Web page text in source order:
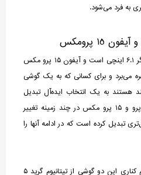
به فرد می‌شود.
آیفون ۱۵ پرو دارای صفحه نمایشگر ۶.۱ اینچی است و آیفون ۱۵ پرو مکس
سایز ۶.۷ اینچی بهره می‌برد و برای کسانی که به یک گوشی
هستند به یک انتخاب ایده‌آل تبدیل
شده است. گوشی‌های آیفون ۱۵ پرو و ۱۵ پرو مکس در چند زمینه تغییر
تبدیل کرده است که در ادامه آنها را
1- به جای فولاد ضد زنگ در فریم کناری این دو گوشی از تیتانیوم گرید ۵